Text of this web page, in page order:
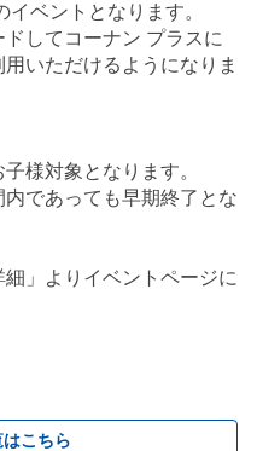
ベントとなります。
してコーナン プラスに
いただけるようになりま
様対象となります。
であっても早期終了とな
」よりイベントページに
こちら